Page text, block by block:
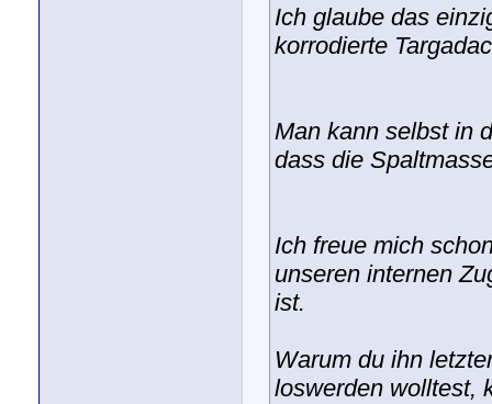
Ich glaube das
korrodierte
Man kann selbst in
dass die
Ich freue mich
unseren internen
ist.
Warum du ihn
loswerden wolltest,